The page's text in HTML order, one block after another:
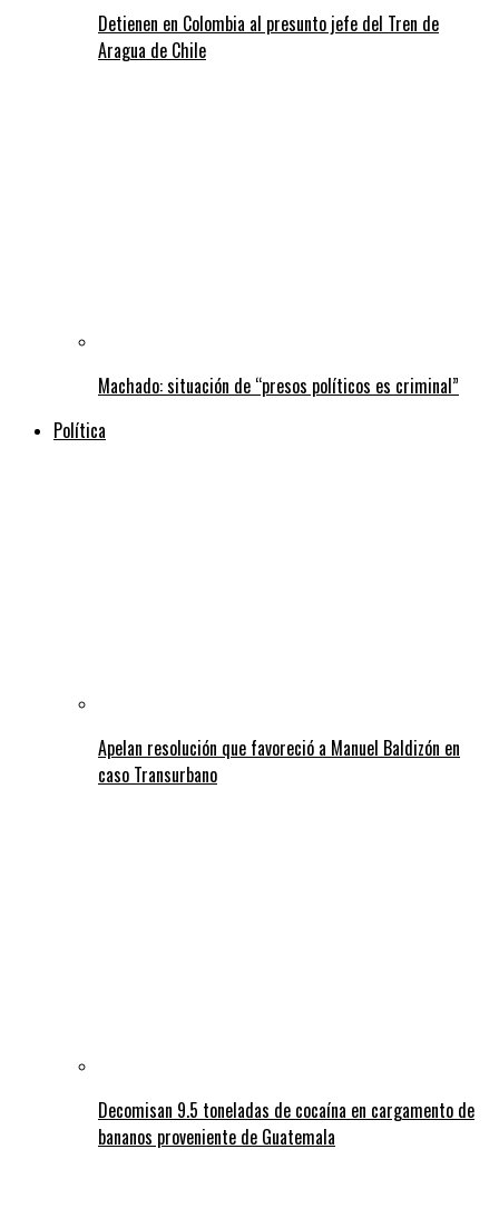
Detienen en Colombia al presunto jefe del Tren de
Aragua de Chile
Machado: situación de “presos políticos es criminal”
Política
Apelan resolución que favoreció a Manuel Baldizón en
caso Transurbano
Decomisan 9.5 toneladas de cocaína en cargamento de
bananos proveniente de Guatemala